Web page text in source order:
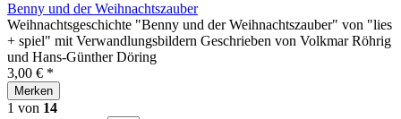
Benny und der Weihnachtszauber
Weihnachtsgeschichte "Benny und der Weihnachtszauber" von "lies
+ spiel" mit Verwandlungsbildern Geschrieben von Volkmar Röhrig
und Hans-Günther Döring
3,00 € *
Merken
1 von 14